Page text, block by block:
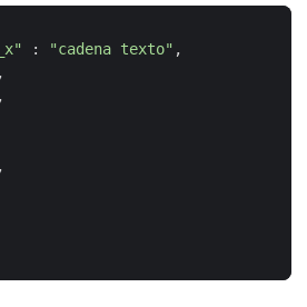
: "cadena texto" ,
,
,
,